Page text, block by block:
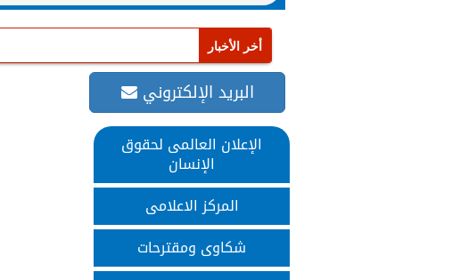
البريد الإلكتروني
الإعلان العالمى لحقوق
الإنسان
المركز الاعلامى
شكاوى ومقترحات